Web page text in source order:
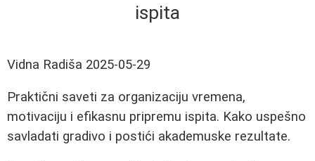
ispita
Vidna Radiša 2025-05-29
Praktični saveti za organizaciju vremena,
motivaciju i efikasnu pripremu ispita. Kako uspešno
savladati gradivo i postići akademuske rezultate.